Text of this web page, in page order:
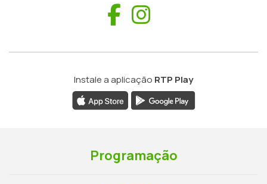
Facebook
Instale a aplicação RTP Play
Programação